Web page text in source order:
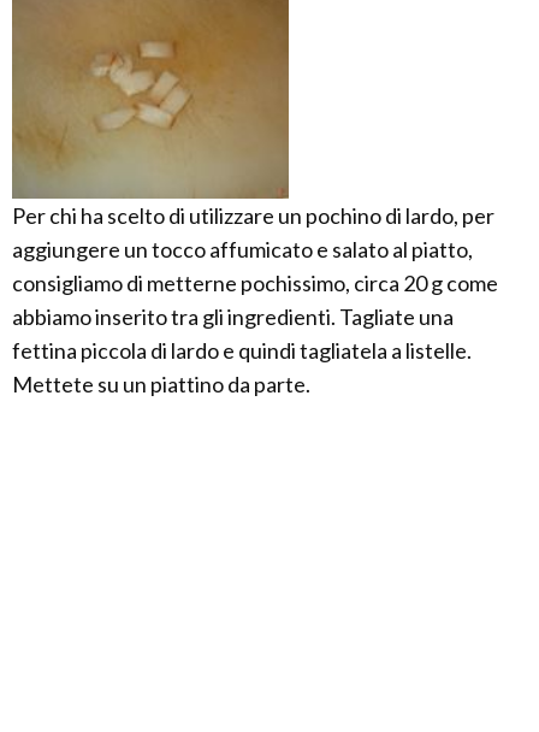
Per chi ha scelto di utilizzare un pochino di lardo, per
aggiungere un tocco affumicato e salato al piatto,
consigliamo di metterne pochissimo, circa 20 g come
abbiamo inserito tra gli ingredienti. Tagliate una
fettina piccola di lardo e quindi tagliatela a listelle.
Mettete su un piattino da parte.